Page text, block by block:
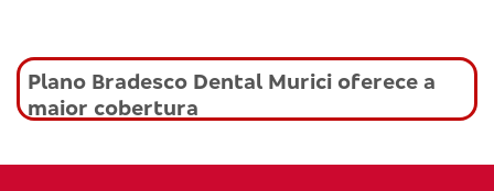
Plano Bradesco Dental Murici oferece a
maior cobertura